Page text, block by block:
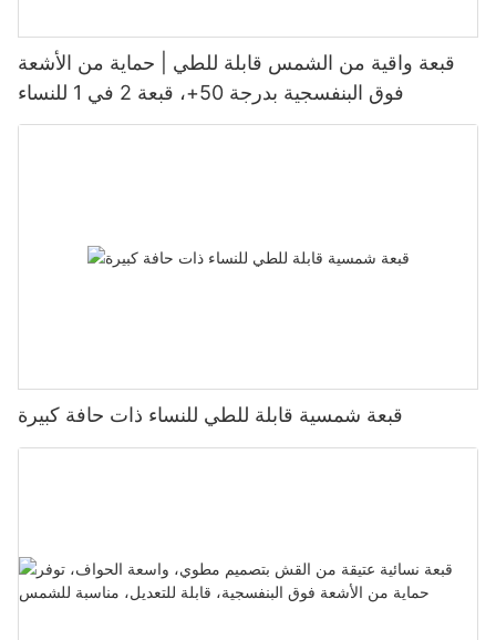
قبعة واقية من الشمس قابلة للطي | حماية من الأشعة
فوق البنفسجية بدرجة 50+، قبعة 2 في 1 للنساء
قبعة شمسية قابلة للطي للنساء ذات حافة كبيرة